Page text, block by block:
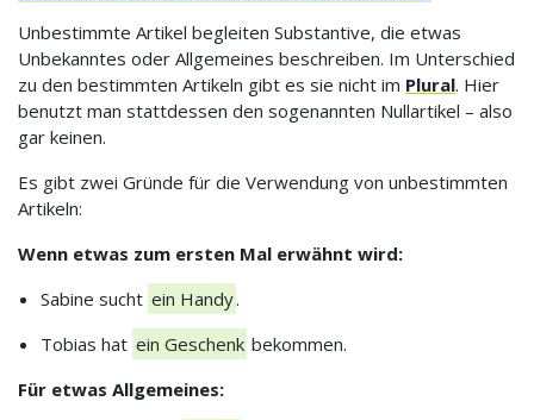
Unbestimmte Artikel begleiten Substantive, die etwas
Unbekanntes oder Allgemeines beschreiben. Im Unterschied
zu den bestimmten Artikeln gibt es sie nicht im Plural. Hier
benutzt man stattdessen den sogenannten Nullartikel – also
gar keinen.
Es gibt zwei Gründe für die Verwendung von unbestimmten
Artikeln:
Wenn etwas zum ersten Mal erwähnt wird:
Sabine sucht ein Handy.
Tobias hat ein Geschenk bekommen.
Für etwas Allgemeines: